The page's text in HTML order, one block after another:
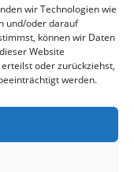
wir Technologien wie
und/oder darauf
können wir Daten
Website
oder zurückziehst,
werden.